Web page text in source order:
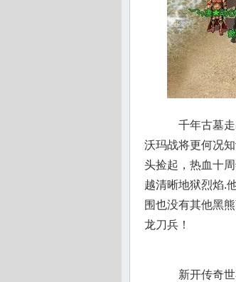
千年古墓走
沃玛战将更何况
头捡起，热血十
越清晰地狱烈焰.
围也没有其他黑
龙刀兵！
新开传奇世